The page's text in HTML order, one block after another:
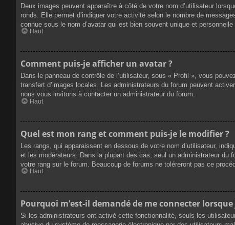
Deux images peuvent apparaître à côté de votre nom d’utilisateur
ronds. Elle permet d’indiquer votre activité selon le nombre de
connue sous le nom d’avatar qui est bien souvent unique et personnelle
Haut
Comment puis-je afficher un avatar ?
Dans le panneau de contrôle de l’utilisateur, sous « Profil », vous
transfert d’images locales. Les administrateurs du forum peuvent
nous vous invitons à contacter un administrateur du forum.
Haut
Quel est mon rang et comment puis-je le modifier ?
Les rangs, qui apparaissent en dessous de votre nom d’utilisateur,
et les modérateurs. Dans la plupart des cas, seul un administrateur du
votre rang sur le forum. Beaucoup de forums ne toléreront pas ce
Haut
Pourquoi m’est-il demandé de me connecter
Si les administrateurs ont activé cette fonctionnalité, seuls les